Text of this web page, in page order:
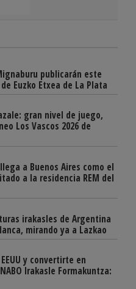
publicarán este
Euzko Etxea de La Plata
gran nivel de juego,
Los Vascos 2026 de
a Buenos Aires como el
a la residencia REM del
irakasles de Argentina
mirando ya a Lazkao
y convertirte en
Irakasle Formakuntza: